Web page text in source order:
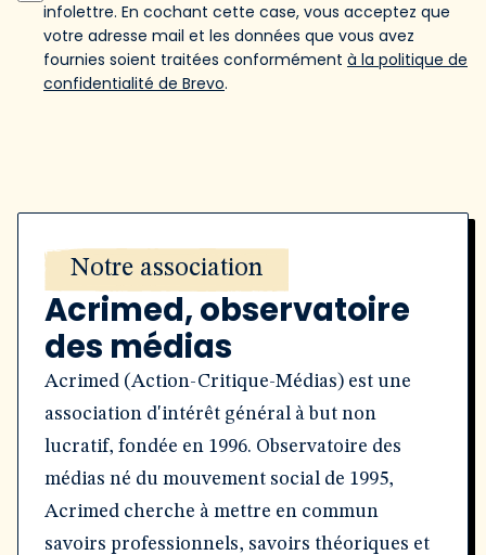
infolettre. En cochant cette case, vous acceptez que
votre adresse mail et les données que vous avez
fournies soient traitées conformément à la politique de
confidentialité de Brevo.
Notre association
Acrimed, observatoire
des médias
Acrimed (Action-Critique-Médias) est une
association d'intérêt général à but non
lucratif, fondée en 1996. Observatoire des
médias né du mouvement social de 1995,
Acrimed cherche à mettre en commun
savoirs professionnels, savoirs théoriques et